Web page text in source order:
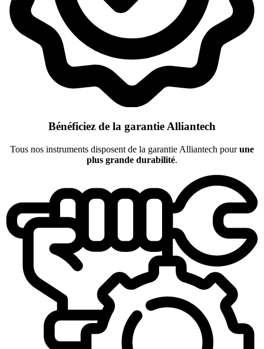
Bénéficiez de la garantie Alliantech
Tous nos instruments disposent de la garantie Alliantech pourune
plus grande durabilité.